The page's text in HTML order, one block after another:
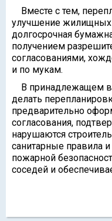
Вместе с тем,
улучшение жилищных
долгосрочная
получением
согласованиями,
и по мукам.
В принадлежащем
делать
предварительно
согласования,
нарушаются
санитарные правила
пожарной
соседей и